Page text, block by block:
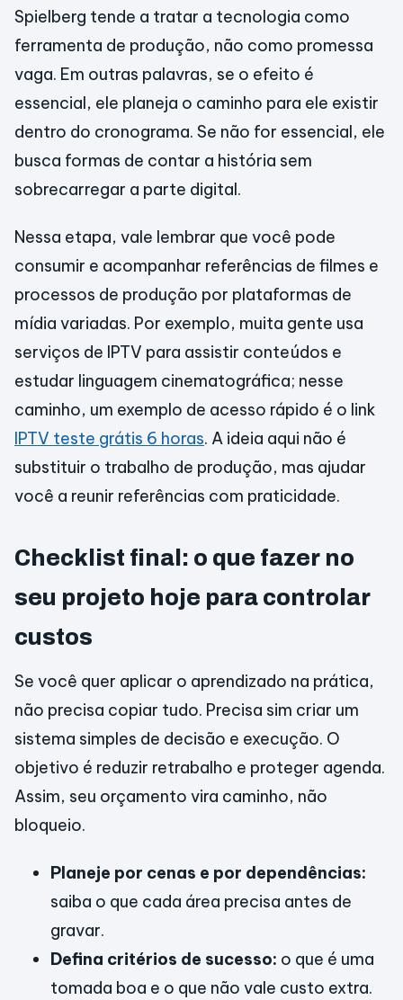
Spielberg tende a tratar a tecnologia como
ferramenta de produção, não como promessa
vaga. Em outras palavras, se o efeito é
essencial, ele planeja o caminho para ele existir
dentro do cronograma. Se não for essencial, ele
busca formas de contar a história sem
sobrecarregar a parte digital.
Nessa etapa, vale lembrar que você pode
consumir e acompanhar referências de filmes e
processos de produção por plataformas de
mídia variadas. Por exemplo, muita gente usa
serviços de IPTV para assistir conteúdos e
estudar linguagem cinematográfica; nesse
caminho, um exemplo de acesso rápido é o link
IPTV teste grátis 6 horas. A ideia aqui não é
substituir o trabalho de produção, mas ajudar
você a reunir referências com praticidade.
Checklist final: o que fazer no
seu projeto hoje para controlar
custos
Se você quer aplicar o aprendizado na prática,
não precisa copiar tudo. Precisa sim criar um
sistema simples de decisão e execução. O
objetivo é reduzir retrabalho e proteger agenda.
Assim, seu orçamento vira caminho, não
bloqueio.
Planeje por cenas e por dependências:
saiba o que cada área precisa antes de
gravar.
Defina critérios de sucesso: o que é uma
tomada boa e o que não vale custo extra.